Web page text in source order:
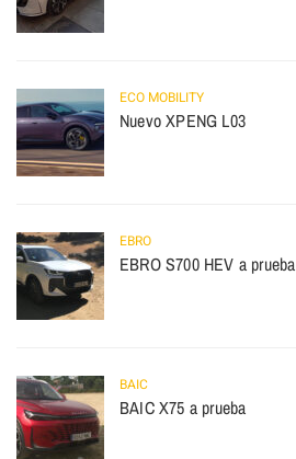
ECO MOBILITY
Nuevo XPENG L03
EBRO
EBRO S700 HEV a prueba
BAIC
BAIC X75 a prueba